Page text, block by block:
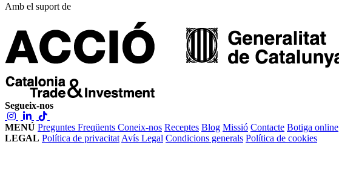
Amb el suport de
Segueix-nos
MENÚ Preguntes Freqüents Coneix-nos Receptes Blog Missió Contacte Botiga online
LEGAL Política de privacitat Avís Legal Condicions generals Política de cookies